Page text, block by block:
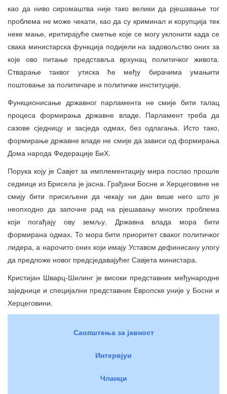
као да ниво сиромаштва није тако велики да рјешавање тог
проблема не може чекати, као да су криминал и корупција тек
неке мање, иритирајуће сметње које се могу уклонити када се
свака министарска функција подијели на задовољство оних за
које ово питање представља врхунац политичког живота.
Стварање таквог утиска ће међу бирачима умањити
поштовање за политичаре и политичке институције.
Функционисање државног парламента не смије бити талац
процеса формирања државне владе. Парламент треба да
сазове сједницу и засједа одмах, без одлагања. Исто тако,
формирање државне владе не смије да зависи од формирања
Дома народа Федерације БиХ.
Порука коју је Савјет за имплементацију мира послао прошле
седмице из Брисела је јасна. Грађани Босне и Херцеговине не
смију бити присиљени да чекају ни дан више него што је
неопходно да започне рад на рјешавању многих проблема
који погађају ову земљу. Државна влада мора бити
формирана одмах. То мора бити приоритет сваког политичког
лидера, а нарочито оних који имају Уставом дефинисану улогу
да предложе новог предсједавајућег Савјета министара.
Кристијан Шварц-Шилинг је високи представник међународне
заједнице и специјални представник Европске уније у Босни и
Херцеговини.
Саопштења за јавност
Интервјуи
Чланци